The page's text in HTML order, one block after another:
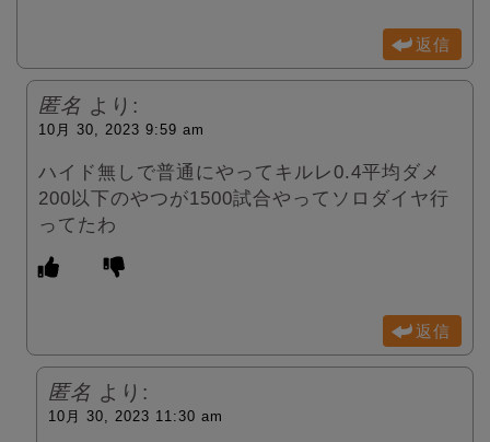
返信
匿名 より:
10月 30, 2023 9:59 am
ハイド無しで普通にやってキルレ0.4平均ダメ
200以下のやつが1500試合やってソロダイヤ行
ってたわ
返信
匿名 より:
10月 30, 2023 11:30 am